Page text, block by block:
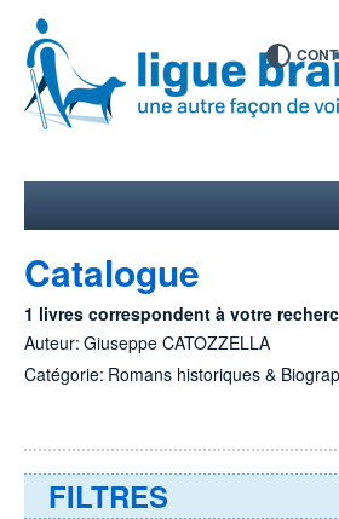
Catalogue
1 livres correspondent à votre
Auteur: Giuseppe CATOZZELLA
Catégorie: Romans historiques &
FILTRES